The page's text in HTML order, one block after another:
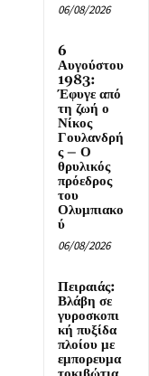
06/08/2026
6
Αυγούστου
1983:
Έφυγε από
τη ζωή ο
Νίκος
Γουλανδρή
ς – Ο
θρυλικός
πρόεδρος
του
Ολυμπιακο
ύ
06/08/2026
Πειραιάς:
Βλάβη σε
γυροσκοπι
κή πυξίδα
πλοίου με
εμπορευμα